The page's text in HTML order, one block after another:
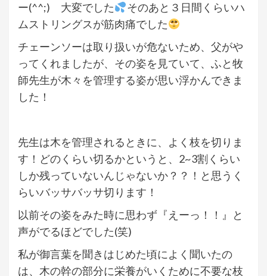
ー(^^;)ゞ大変でした
そのあと３日間くらいハ
ムストリングスが筋肉痛でした
チェーンソーは取り扱いが危ないため、父がや
ってくれましたが、その姿を見ていて、ふと牧
師先生が木々を管理する姿が思い浮かんできま
した！
先生は木を管理されるときに、よく枝を切りま
す！どのくらい切るかというと、2~3割くらい
しか残っていないんじゃないか？？！と思うく
らいバッサバッサ切ります！
以前その姿をみた時に思わず『えーっ！！』と
声がでるほどでした(笑)
私が御言葉を聞きはじめた頃によく聞いたの
は、木の幹の部分に栄養がいくために不要な枝